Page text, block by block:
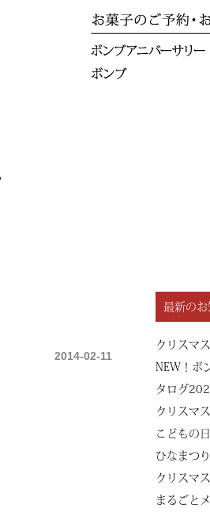
2014-02-11
最新のお
クリスマ
NEW！ボ
タログ
クリスマ
こどもの
ひなまつり
クリスマ
まるごと